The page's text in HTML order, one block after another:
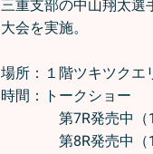
三重支部の中山翔太選
大会を実施。
場所：１階ツキツクエ
時間：トークショー
第7R発売中（13
第8R発売中（13